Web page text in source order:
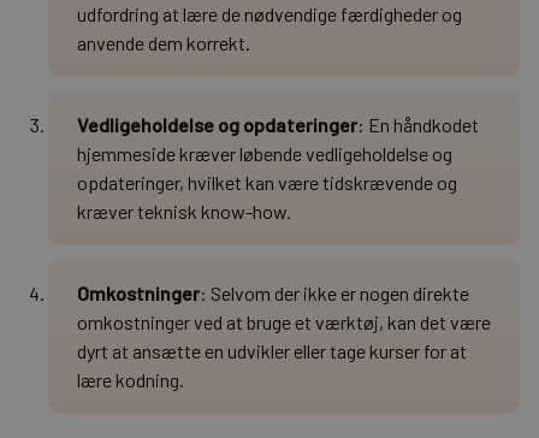
udfordring at lære de nødvendige færdigheder og
anvende dem korrekt.
Vedligeholdelse og opdateringer: En håndkodet
hjemmeside kræver løbende vedligeholdelse og
opdateringer, hvilket kan være tidskrævende og
kræver teknisk know-how.
Omkostninger: Selvom der ikke er nogen direkte
omkostninger ved at bruge et værktøj, kan det være
dyrt at ansætte en udvikler eller tage kurser for at
lære kodning.